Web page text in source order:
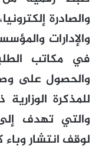
والصادرة
والإدارات
في مكاتب
والحصول على
للمذكرة
والتي تهدف
لوقف انتشار وباء